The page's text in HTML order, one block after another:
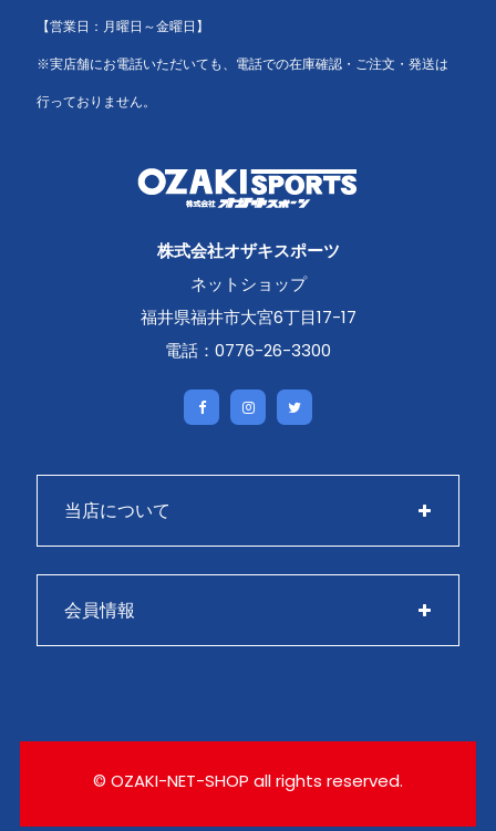
【営業日：月曜日～金曜日】
※実店舗にお電話いただいても、電話での在庫確認・ご注文・発送は
行っておりません。
株式会社オザキスポーツ
ネットショップ
福井県福井市大宮6丁目17-17
電話：0776-26-3300
当店について
会員情報
© OZAKI-NET-SHOP all rights reserved.